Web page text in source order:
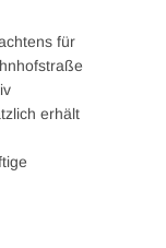
für
erhält